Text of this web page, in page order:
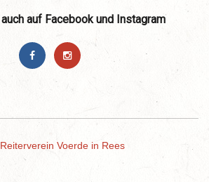
auf Facebook und Instagram
Voerde in Rees